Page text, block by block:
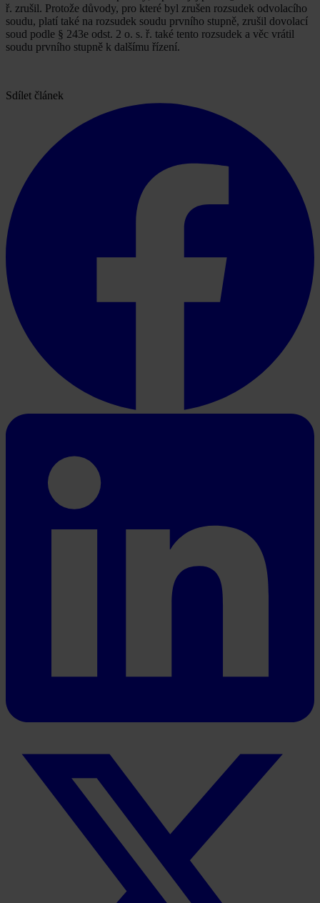
ř. zrušil. Protože důvody, pro které byl zrušen rozsudek odvolacího
soudu, platí také na rozsudek soudu prvního stupně, zrušil dovolací
soud podle § 243e odst. 2 o. s. ř. také tento rozsudek a věc vrátil
soudu prvního stupně k dalšímu řízení.
Sdílet článek